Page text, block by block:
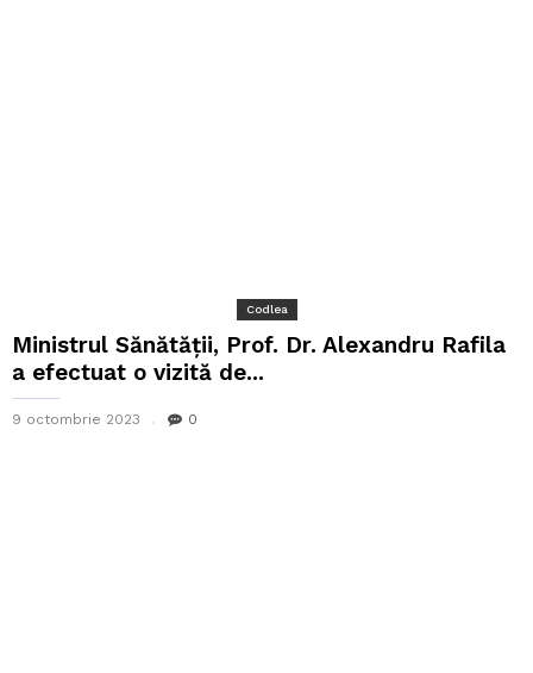
Codlea
Ministrul Sănătății, Prof. Dr. Alexandru Rafila
a efectuat o vizită de...
9 octombrie 2023 0